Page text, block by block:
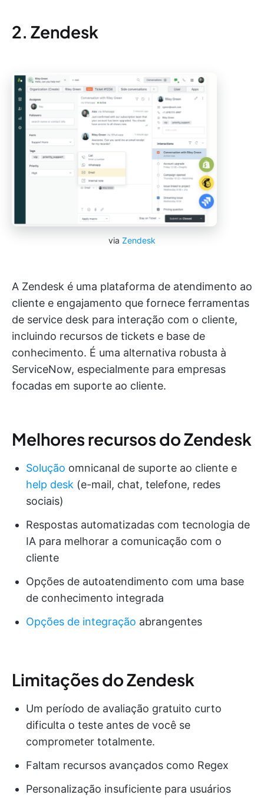
2. Zendesk
via Zendesk
A Zendesk é uma plataforma de atendimento ao
cliente e engajamento que fornece ferramentas
de service desk para interação com o cliente,
incluindo recursos de tickets e base de
conhecimento. É uma alternativa robusta à
ServiceNow, especialmente para empresas
focadas em suporte ao cliente.
Melhores recursos do Zendesk
Solução omnicanal de suporte ao cliente e
help desk (e-mail, chat, telefone, redes
sociais)
Respostas automatizadas com tecnologia de
IA para melhorar a comunicação com o
cliente
Opções de autoatendimento com uma base
de conhecimento integrada
Opções de integração abrangentes
Limitações do Zendesk
Um período de avaliação gratuito curto
dificulta o teste antes de você se
comprometer totalmente.
Faltam recursos avançados como Regex
Personalização insuficiente para usuários